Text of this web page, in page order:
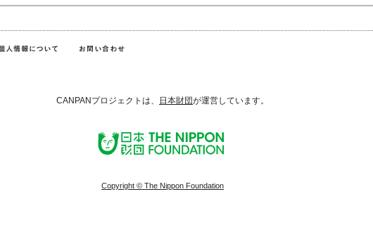
CANPANプロジェクトは、 日本財団が運営しています。
Copyright © The Nippon Foundation